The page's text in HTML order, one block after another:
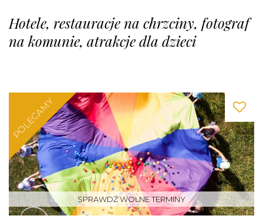
Hotele, restauracje na chrzciny, fotograf
na komunie, atrakcje dla dzieci
POLECAMY
SPRAWDŹ WOLNE TERMINY